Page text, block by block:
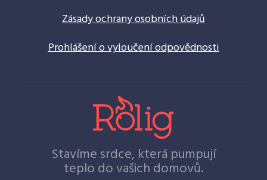
Zásady ochrany osobních údajů
Prohlášení o vyloučení odpovědnosti
Stavíme srdce, která pumpují
teplo do vašich domovů.